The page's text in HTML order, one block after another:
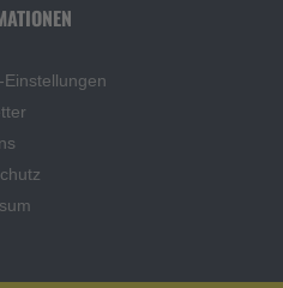
Einstellungen